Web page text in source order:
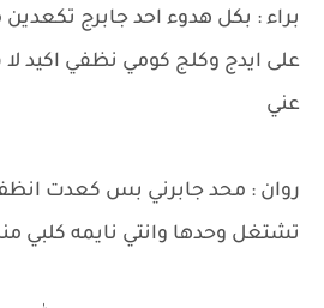
براء : بكل هدوء احد جابرج
على ايدج وكلج كومي نظفي اكيد
عني
روان : محد جابرني بس كعدت
تشتغل وحدها وانتي نايمه كلبي